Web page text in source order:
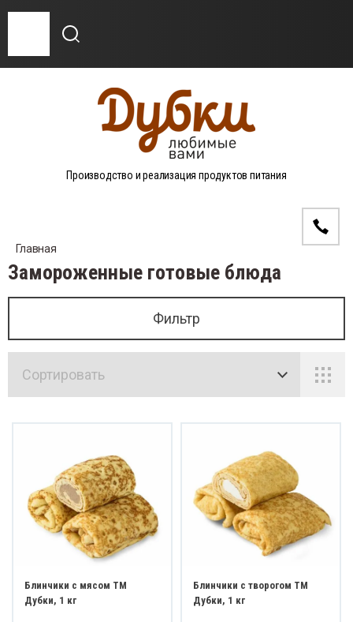
сосиски, шпикачки
копчёная колбаса
Вареники
колбаски
готовые блюда
Производство и реализация продуктов питания
Главная
Замороженные готовые блюда
Фильтр
Сортировать
Блинчики с мясом ТМ
Дубки, 1 кг
Блинчики с творогом ТМ
Дубки, 1 кг